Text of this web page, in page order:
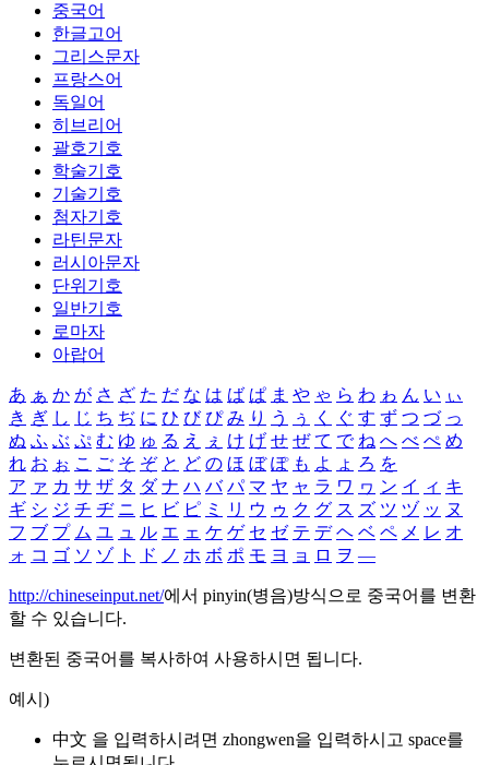
중국어
한글고어
그리스문자
프랑스어
독일어
히브리어
괄호기호
학술기호
기술기호
첨자기호
라틴문자
러시아문자
단위기호
일반기호
로마자
아랍어
あ ぁ か が さ ざ た だ な は ば ぱ ま や ゃ ら わ ゎ ん い ぃ
き ぎ し じ ち ぢ に ひ び ぴ み り う ぅ く ぐ す ず つ づ っ
ぬ ふ ぶ ぷ む ゆ ゅ る え ぇ け げ せ ぜ て で ね へ べ ぺ め
れ お ぉ こ ご そ ぞ と ど の ほ ぼ ぽ も よ ょ ろ を
ア ァ カ サ ザ タ ダ ナ ハ バ パ マ ヤ ャ ラ ワ ヮ ン イ ィ キ
ギ シ ジ チ ヂ ニ ヒ ビ ピ ミ リ ウ ゥ ク グ ス ズ ツ ヅ ッ ヌ
フ ブ プ ム ユ ュ ル エ ェ ケ ゲ セ ゼ テ デ ヘ ベ ペ メ レ オ
ォ コ ゴ ソ ゾ ト ド ノ ホ ボ ポ モ ヨ ョ ロ ヲ ―
http://chineseinput.net/에서 pinyin(병음)방식으로 중국어를 변환
할 수 있습니다.
변환된 중국어를 복사하여 사용하시면 됩니다.
예시)
中文 을 입력하시려면 zhongwen을 입력하시고 space를